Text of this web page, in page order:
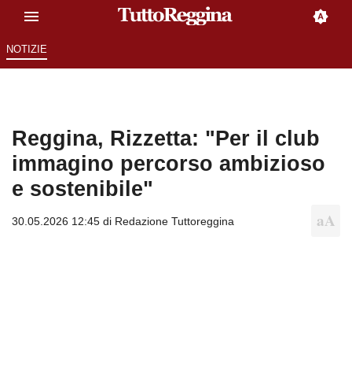
NOTIZIE
Reggina, Rizzetta: "Per il club
immagino percorso ambizioso
e sostenibile"
30.05.2026 12:45 di Redazione Tuttoreggina